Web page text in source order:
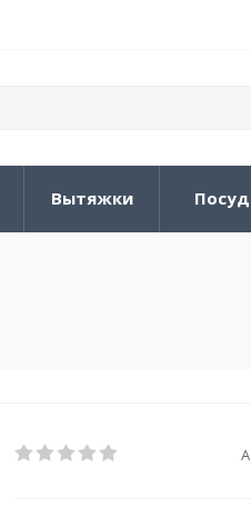
Вытяжки